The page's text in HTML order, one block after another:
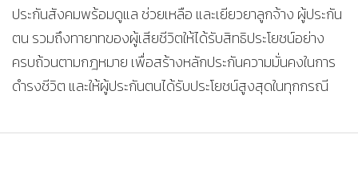
ประกันสังคมพร้อมดูแล ช่วยเหลือ และเยียวยาลูกจ้าง ผู้ประกัน
ตน รวมถึงทายาทของผู้เสียชีวิตให้ได้รับสิทธิประโยชน์อย่าง
ครบถ้วนตามกฎหมาย เพื่อสร้างหลักประกันความมั่นคงในการ
ดำรงชีวิต และให้ผู้ประกันตนได้รับประโยชน์สูงสุดในทุกกรณี